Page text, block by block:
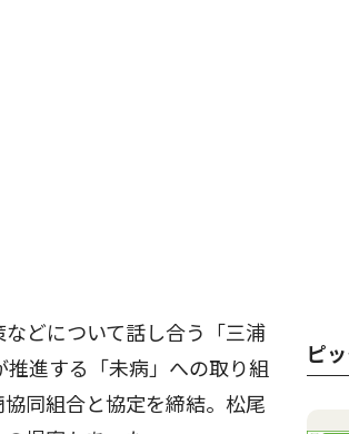
どについて話し合う「三浦
進する「未病」への取り組
同組合と協定を締結。松尾
ピ